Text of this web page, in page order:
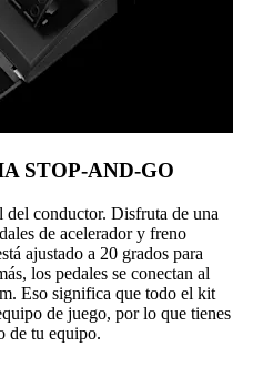
STOP-AND-GO
del conductor. Disfruta de una
de acelerador y freno
ajustado a 20 grados para
los pedales se conectan al
Eso significa que todo el kit
de juego, por lo que tienes
de tu equipo.